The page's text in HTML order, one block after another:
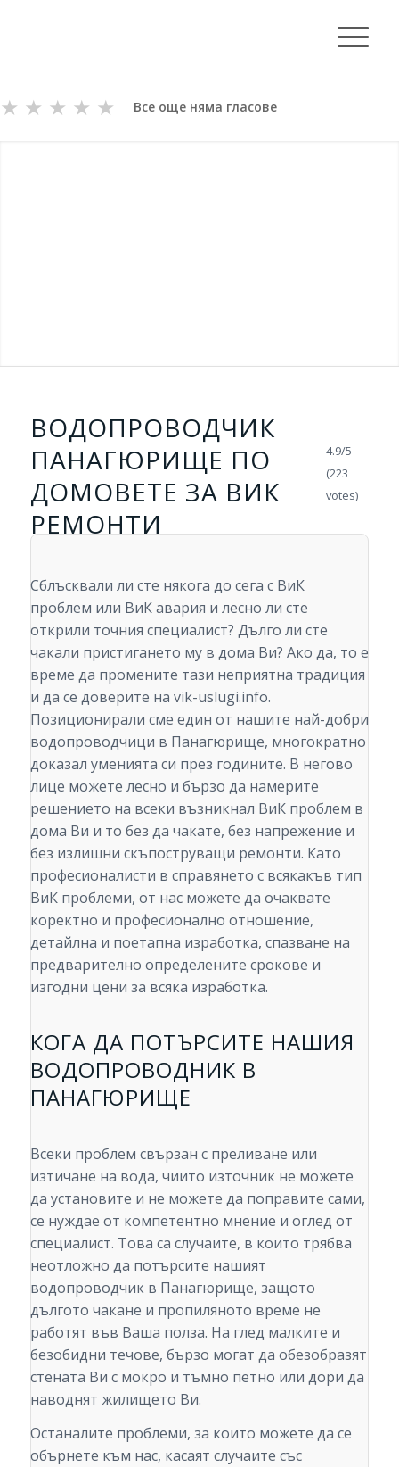
★
★
★
★
★ Все още няма гласове
ВОДОПРОВОДЧИК
ПАНАГЮРИЩЕ ПО
ДОМОВЕТЕ ЗА ВИК
РЕМОНТИ
Сблъсквали ли сте някога до сега с ВиК
проблем или ВиК авария и лесно ли сте
открили точния специалист? Дълго ли сте
чакали пристигането му в дома Ви? Ако да, то е
време да промените тази неприятна традиция
и да се доверите на vik-uslugi.info.
Позиционирали сме един от нашите най-добри
водопроводчици в Панагюрище, многократно
доказал уменията си през годините. В негово
лице можете лесно и бързо да намерите
решението на всеки възникнал ВиК проблем в
дома Ви и то без да чакате, без напрежение и
без излишни скъпоструващи ремонти. Като
професионалисти в справянето с всякакъв тип
ВиК проблеми, от нас можете да очаквате
коректно и професионално отношение,
детайлна и поетапна изработка, спазване на
предварително определените срокове и
изгодни цени за всяка изработка.
КОГА ДА ПОТЪРСИТЕ НАШИЯ
ВОДОПРОВОДНИК В
ПАНАГЮРИЩЕ
Всеки проблем свързан с преливане или
изтичане на вода, чиито източник не можете
да установите и не можете да поправите сами,
се нуждае от компетентно мнение и оглед от
специалист. Това са случаите, в които трябва
неотложно да потърсите нашият
водопроводчик в Панагюрище, защото
дългото чакане и пропиляното време не
работят във Ваша полза. На глед малките и
безобидни течове, бързо могат да обезобразят
стената Ви с мокро и тъмно петно или дори да
наводнят жилището Ви.
Останалите проблеми, за които можете да се
обърнете към нас, касаят случаите със
4.9/5 -
(223
votes)